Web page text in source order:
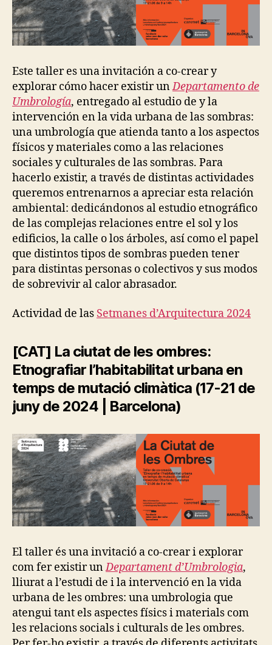
E
V
E
N
H
E
A
T
A
D
S
A
D
E
B
J
E
C
T
S
O
F
R
N
D
C
R
E
P
C
T
I
C
E
S
P
O
LI
I
C
S
A
N
D
E
O
N
Este taller es una invitación a co-crear y
explorar cómo hacer existir unDepartamento de
Umbrología, entregado al estudio de y la
intervención en la vida urbana de las sombras:
una umbrología que atienda tanto a los aspectos
físicos y materiales como a las relaciones
sociales y culturales de las sombras. Para
hacerlo existir, a través de distintas actividades
queremos entrenarnos a apreciar esta relación
ambiental: dedicándonos al estudio etnográfico
de las complejas relaciones entre el sol y los
edificios, la calle o los árboles, así como el papel
que distintos tipos de sombras pueden tener
para distintas personas o colectivos y sus modos
de sobrevivir al calor abrasador.
Actividad de las Setmanes d’Arquitectura 2024
[CAT] La ciutat de les ombres:
Etnografiar l’habitabilitat urbana en
temps de mutació climàtica (17-21 de
juny de 2024 | Barcelona)
El taller és una invitació a co-crear i explorar
com fer existir unDepartament d’Umbrologia,
lliurat a l’estudi de i la intervenció en la vida
urbana de les ombres: una umbrologia que
atengui tant els aspectes físics i materials com
les relacions socials i culturals de les ombres.